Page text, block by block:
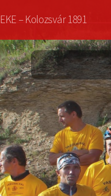
a
tartalomra
EKE – Kolozsvár 1891